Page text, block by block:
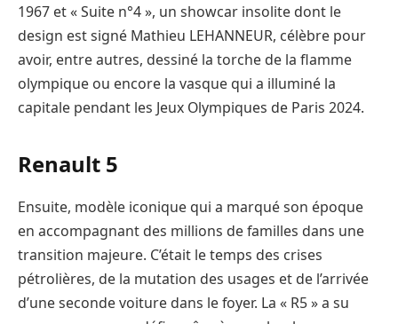
1967 et « Suite n°4 », un showcar insolite dont le
design est signé Mathieu LEHANNEUR, célèbre pour
avoir, entre autres, dessiné la torche de la flamme
olympique ou encore la vasque qui a illuminé la
capitale pendant les Jeux Olympiques de Paris 2024.
Renault 5
Ensuite, modèle iconique qui a marqué son époque
en accompagnant des millions de familles dans une
transition majeure. C’était le temps des crises
pétrolières, de la mutation des usages et de l’arrivée
d’une seconde voiture dans le foyer. La « R5 » a su